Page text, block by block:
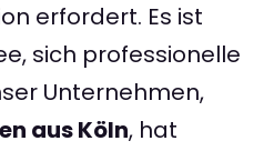
erfordert. Es ist
sich professionelle
Unternehmen,
aus Köln, hat